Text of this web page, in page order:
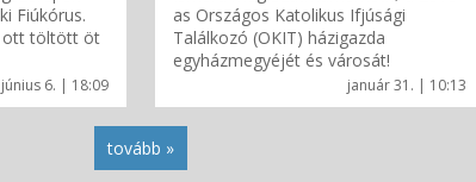
június 6. | 18:09
Fiúkórus.
ott töltött öt
január 31. | 10:13
as Országos Katolikus Ifjúsági
Találkozó (OKIT) házigazda
egyházmegyéjét és városát!
tovább »